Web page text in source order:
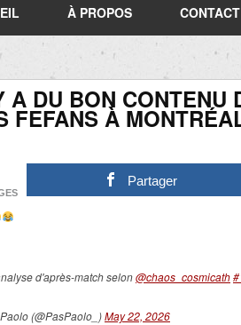
À PROPOS CONTACT
A DU BON CONTENU
FEFANS À
Partager
d'après-match selon@chaos_cosmicath
(@PasPaolo_)May 22, 2026